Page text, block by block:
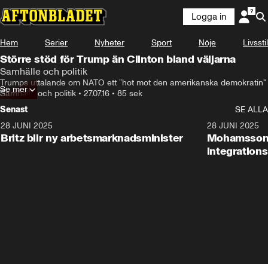
Logga in
Hem Serier Nyheter Sport Nöje Livsstil
Större stöd för Trump än Clinton bland väljarna
Samhälle och politik
Trumps uttalande om NATO ett ”hot mot den amerikanska demokratin"
Samhälle och politik • 27.07.16 • 85 sek
Se mer
Senast
SE ALLA
28 JUNI 2025
Britz blir ny arbetsmarknadsminister
28 JUNI 2025